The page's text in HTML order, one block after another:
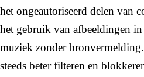
het ongeautoriseerd delen van
het gebruik van afbeeldingen
muziek zonder
steeds beter filteren en